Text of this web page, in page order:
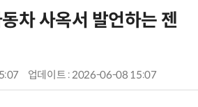
차 사옥서 발언하는 젠
업데이트 : 2026-06-08 15:07